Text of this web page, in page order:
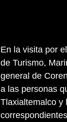
En la visita por el
de Turismo,
general de
a las personas
Tlaxialtemalco y